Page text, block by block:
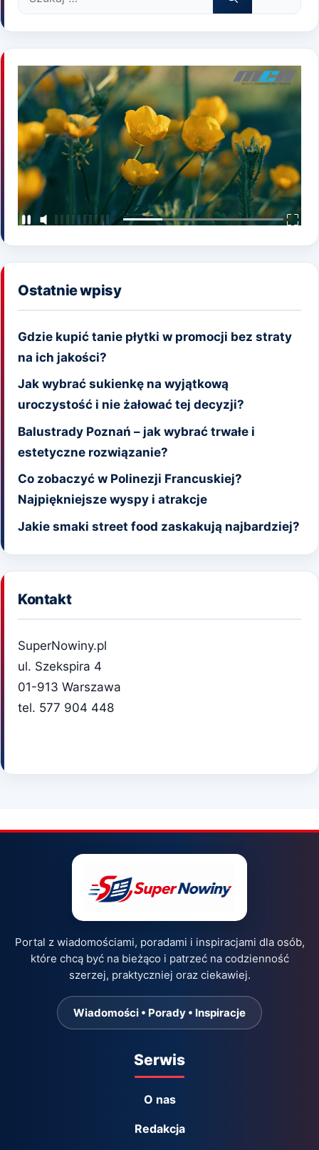
Ostatnie wpisy
Gdzie kupić tanie płytki w promocji bez straty
na ich jakości?
Jak wybrać sukienkę na wyjątkową
uroczystość i nie żałować tej decyzji?
Balustrady Poznań – jak wybrać trwałe i
estetyczne rozwiązanie?
Co zobaczyć w Polinezji Francuskiej?
Najpiękniejsze wyspy i atrakcje
Jakie smaki street food zaskakują najbardziej?
Kontakt
SuperNowiny.pl
ul. Szekspira 4
01-913 Warszawa
tel. 577 904 448
Portal z wiadomościami, poradami i inspiracjami dla osób,
które chcą być na bieżąco i patrzeć na codzienność
szerzej, praktyczniej oraz ciekawiej.
Wiadomości • Porady • Inspiracje
Serwis
O nas
Redakcja